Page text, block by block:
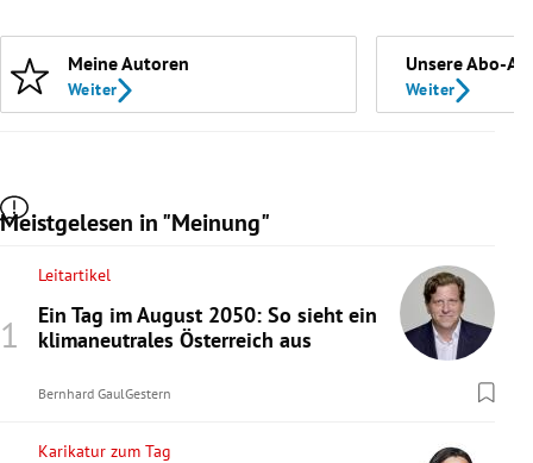
Meine Autoren
Weiter
Unsere Abo-
Weiter
Meistgelesen in "Meinung"
Leitartikel
Ein Tag im August 2050: So sieht ein
klimaneutrales Österreich aus
Bernhard GaulGestern
Karikatur zum Tag